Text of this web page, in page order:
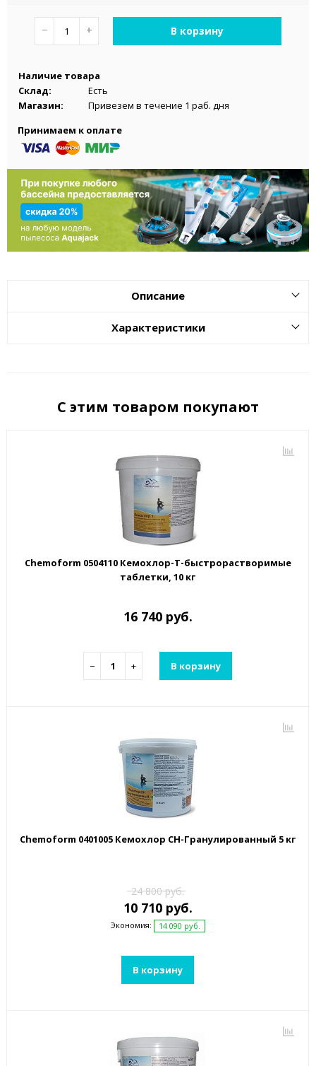
− + В корзину
Наличие товара
Склад:
Есть
Магазин:
Привезем в течение 1 раб. дня
Принимаем к оплате
Описание
Характеристики
С этим товаром покупают
Chemoform 0504110 Кемохлор-Т-быстрорастворимые
таблетки, 10 кг
16 740 руб.
− + В корзину
Chemoform 0401005 Кемохлор СН-Гранулированный 5 кг
24 800 руб.
10 710 руб.
Экономия: 14 090 руб.
В корзину